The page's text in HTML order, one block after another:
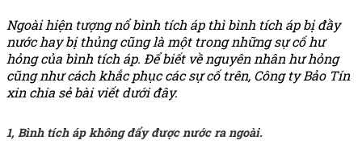
Ngoài hiện tượng nổ bình tích áp thì bình tích áp bị đầy
nước hay bị thủng cũng là một trong những sự cố hư
hỏng của bình tích áp. Để biết về nguyên nhân hư hỏng
cũng như cách khắc phục các sự cố trên, Công ty Bảo Tín
xin chia sẻ bài viết dưới đây.
1, Bình tích áp không đẩy được nước ra ngoài.